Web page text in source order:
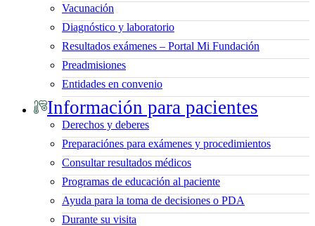
Vacunación
Diagnóstico y laboratorio
Resultados exámenes – Portal Mi Fundación
Preadmisiones
Entidades en convenio
Información para pacientes
Derechos y deberes
Preparaciónes para exámenes y procedimientos
Consultar resultados médicos
Programas de educación al paciente
Ayuda para la toma de decisiones o PDA
Durante su visita